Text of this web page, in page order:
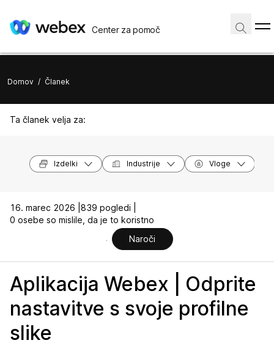
Center za pomoč
Domov / Članek
Ta članek velja za:
Izdelki Industrije Vloge
16. marec 2026 | 839 pogledi |
0 osebe so mislile, da je to koristno
Naroči
Aplikacija Webex | Odprite
nastavitve s svoje profilne
slike